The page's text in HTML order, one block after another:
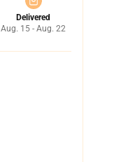
Delivered
Aug. 15 - Aug. 22